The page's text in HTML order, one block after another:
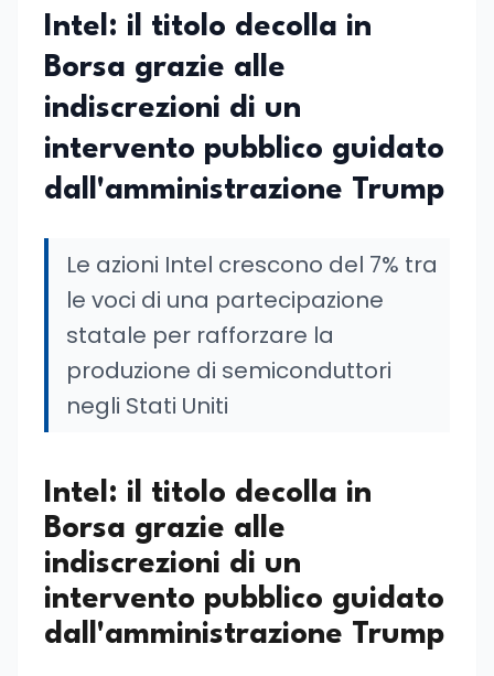
Intel: il titolo decolla in
Borsa grazie alle
indiscrezioni di un
intervento pubblico guidato
dall'amministrazione Trump
Le azioni Intel crescono del 7% tra
le voci di una partecipazione
statale per rafforzare la
produzione di semiconduttori
negli Stati Uniti
Intel: il titolo decolla in
Borsa grazie alle
indiscrezioni di un
intervento pubblico guidato
dall'amministrazione Trump